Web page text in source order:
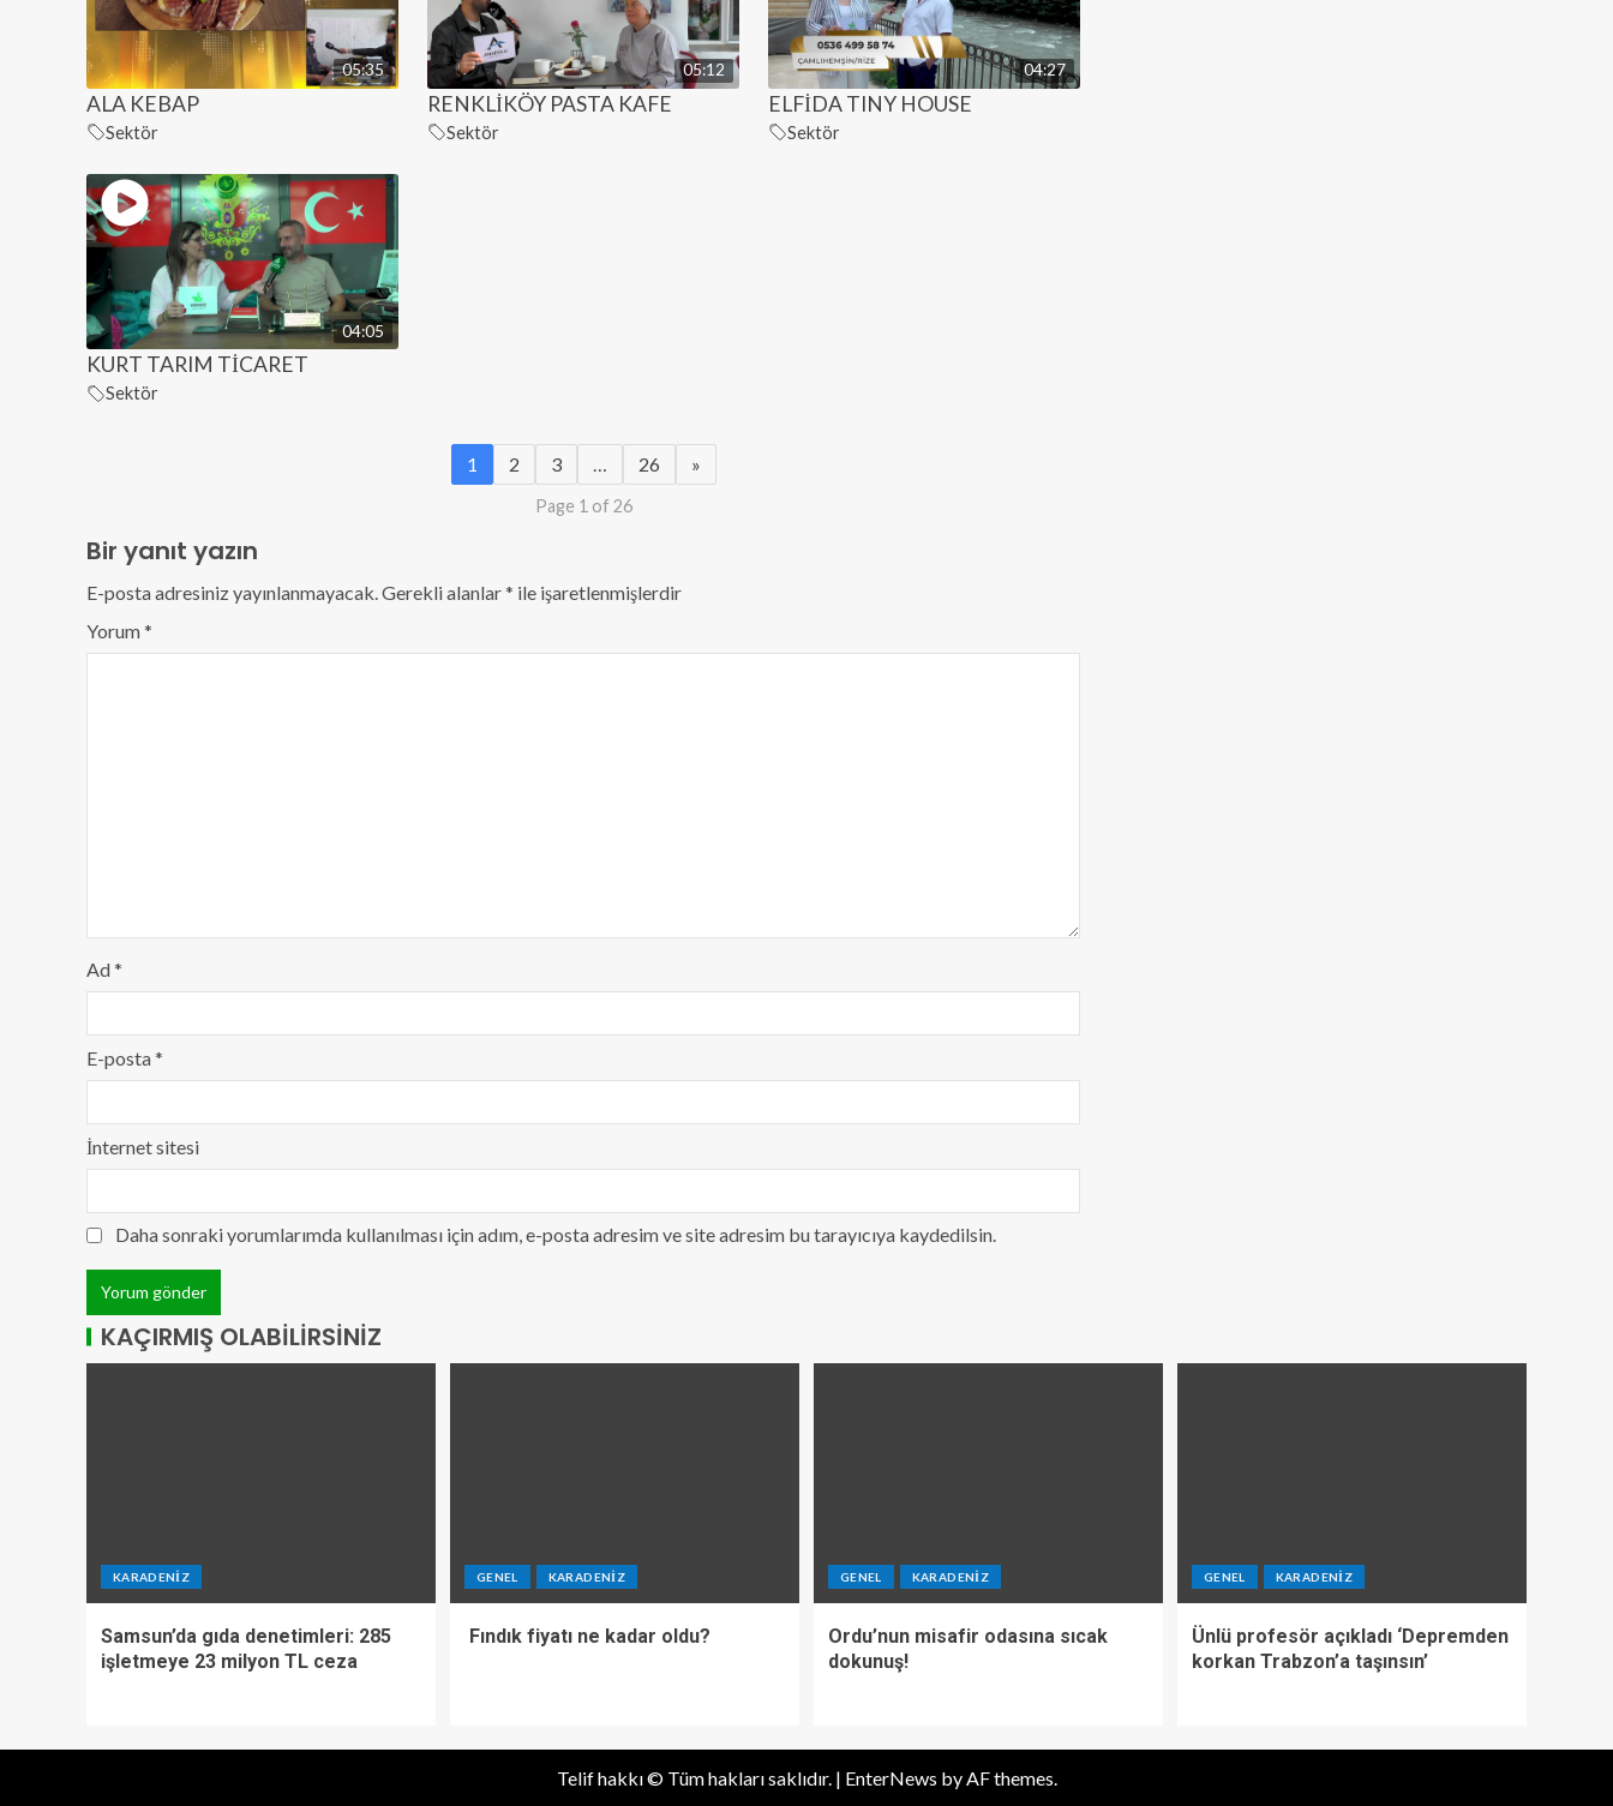
05:35
ALA KEBAP
Sektör
05:12
RENKLİKÖY PASTA KAFE
Sektör
04:27
ELFİDA TINY HOUSE
Sektör
04:05
KURT TARIM TİCARET
Sektör
1 2 3 … 26 »
Page 1 of 26
Bir yanıt yazın
E-posta adresiniz yayınlanmayacak.Gerekli alanlar* ile işaretlenmişlerdir
Yorum*
Ad*
E-posta*
İnternet sitesi
Daha sonraki yorumlarımda kullanılması için adım, e-posta adresim ve site adresim bu tarayıcıya kaydedilsin.
KAÇIRMIŞ OLABILIRSINIZ
KARADENIZ
Samsun’da gıda denetimleri: 285
işletmeye 23 milyon TL ceza
GENEL KARADENIZ
Fındık fiyatı ne kadar oldu?
GENEL KARADENIZ
Ordu’nun misafir odasına sıcak
dokunuş!
GENEL KARADENIZ
Ünlü profesör açıkladı ‘Depremden
korkan Trabzon’a taşınsın’
Telif hakkı © Tüm hakları saklıdır. | EnterNews by AF themes.